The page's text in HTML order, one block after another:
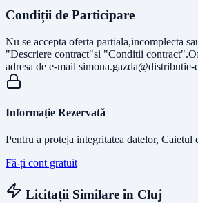
Condiții de Participare
Nu se accepta oferta partiala,incomplecta
"Descriere contract"si "Conditii
adresa de e-mail simona.gazda@distributie-
Informație Rezervată
Pentru a proteja integritatea datelor,
Fă-ți cont gratuit
Licitații Similare în Cluj